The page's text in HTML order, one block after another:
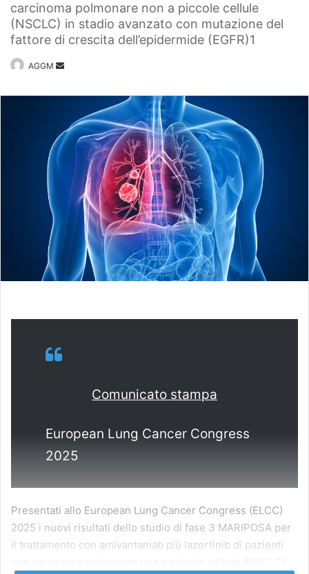
carcinoma polmonare non a piccole cellule
(NSCLC) in stadio avanzato con mutazione del
fattore di crescita dell’epidermide (EGFR)1
AGGM
Invia
Comunicato stampa
European Lung Cancer Congress
2025
Presentati allo European Lung Cancer Congress (ELCC)
2025 i nuovi risultati dello studio di fase 3 MARIPOSA per
il trattamento con amivantamab più lazertinib di pazienti